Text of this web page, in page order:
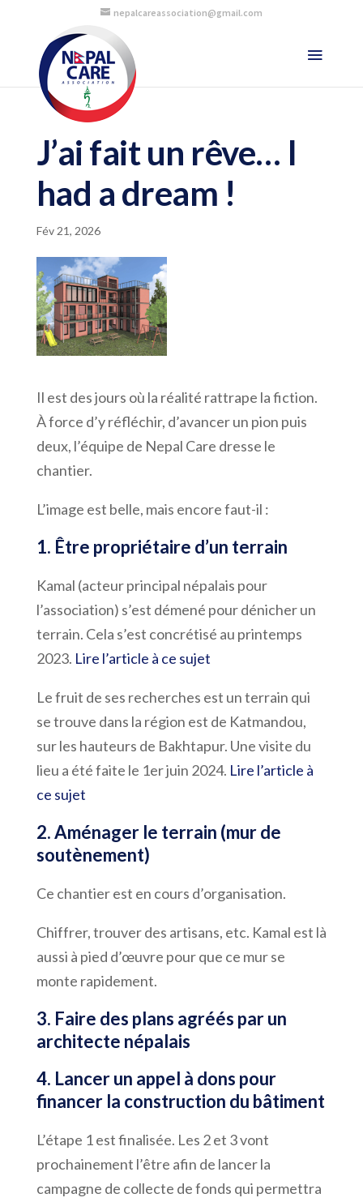
nepalcareassociation@gmail.com
J’ai fait un rêve… I
had a dream !
Fév 21, 2026
Il est des jours où la réalité rattrape la fiction.
À force d’y réfléchir, d’avancer un pion puis
deux, l’équipe de Nepal Care dresse le
chantier.
L’image est belle, mais encore faut-il :
1. Être propriétaire d’un terrain
Kamal (acteur principal népalais pour
l’association) s’est démené pour dénicher un
terrain. Cela s’est concrétisé au printemps
2023. Lire l’article à ce sujet
Le fruit de ses recherches est un terrain qui
se trouve dans la région est de Katmandou,
sur les hauteurs de Bakhtapur. Une visite du
lieu a été faite le 1er juin 2024. Lire l’article à
ce sujet
2. Aménager le terrain (mur de
soutènement)
Ce chantier est en cours d’organisation.
Chiffrer, trouver des artisans, etc. Kamal est là
aussi à pied d’œuvre pour que ce mur se
monte rapidement.
3. Faire des plans agréés par un
architecte népalais
4. Lancer un appel à dons pour
financer la construction du bâtiment
L’étape 1 est finalisée. Les 2 et 3 vont
prochainement l’être afin de lancer la
campagne de collecte de fonds qui permettra